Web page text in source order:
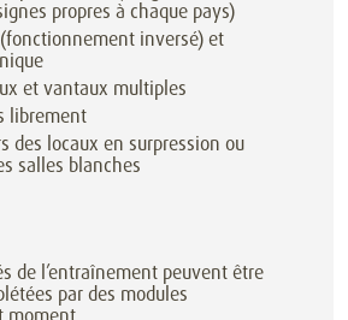
propres à chaque pays)
inversé) et
et vantaux multiples
librement
des locaux en surpression ou
salles blanches
de l’entraînement peuvent être
par des modules